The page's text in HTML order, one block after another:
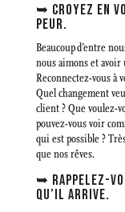
➥ CROYEZ EN
PEUR.
Beaucoup d’entre
nous aimons et
Reconnectez-vous à
Quel changement
client ? Que voulez-
pouvez-vous voir
qui est possible ?
que nos rêves.
➥ RAPPELEZ-
QU’IL ARRIVE.